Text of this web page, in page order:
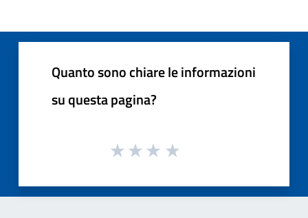
Quanto sono chiare le informazioni
su questa pagina?